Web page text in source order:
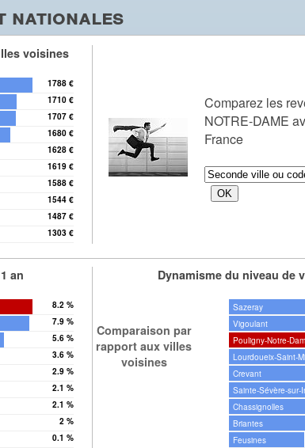
nationales
voisines
1788 €
1710 €
1707 €
1680 €
1628 €
1619 €
1588 €
1544 €
1487 €
1303 €
Comparez les
NOTRE-DAME
France
an
8.2 %
7.9 %
5.6 %
3.6 %
2.9 %
2.1 %
2.1 %
2 %
0.1 %
Dynamisme du niveau de
Comparaison par
rapport aux villes
voisines
Sazeray
Vigoulant
Pouligny-Notre-
Lourdoueix-Saint-
Crevant
Sainte-Sévère-sur-
Chassignolles
Briantes
Feusines